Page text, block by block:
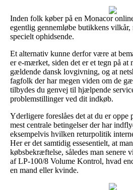
Inden folk køber på en Monacor
egentlig gennemløbe butikkens vilkår,
specielt ophidsende.
Et alternativ kunne derfor være at
er e-mærket, siden det er et tegn på at
gældende dansk lovgivning, og at
fagfolk der har megen viden om de
tilbydes du genvej til hjælpende
problemstillinger ved dit indkøb.
Yderligere foreslåes det at du er
mest centrale betingelser der har
eksempelvis hvilken returpolitik
Her er det samtidig essesentielt, at
købsbekræftelse, således man senere
af LP-100/8 Volume Kontrol, hvad
en mand eller kvinde.